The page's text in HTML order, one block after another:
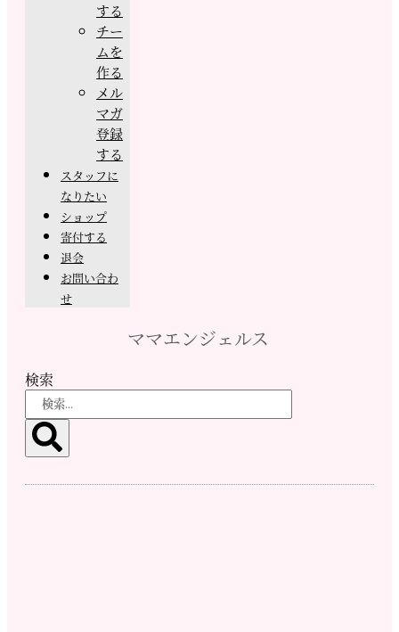
する
チー
ムを
作る
メル
マガ
登録
する
スタッフに
なりたい
ショップ
寄付する
退会
お問い合わ
せ
ママエンジェルス
検索